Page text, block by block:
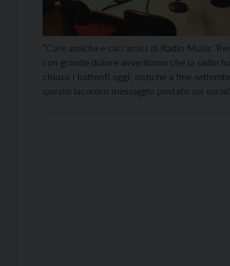
“Care amiche e cari amici di Radio Music
con grande dolore avvertiamo che la radio ha
chiuso i battenti oggi, anziché a fine
questo laconico messaggio postato sui